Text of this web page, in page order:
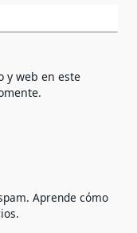
y web en este
Aprende cómo